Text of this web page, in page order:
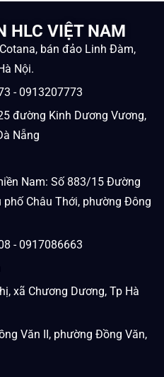
HLC VIỆT NAM
bán đảo Linh Đàm,
Nội.
- 0913207773
đường Kinh Dương Vương,
Nẵng
Nam: Số 883/15 Đường
phố Châu Thới, phường Đông
- 0917086663
xã Chương Dương, Tp Hà
Văn II, phường Đồng Văn,